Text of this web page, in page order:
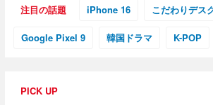
注目の話題 iPhone 16 こだわりデス
Google Pixel 9 韓国ドラマ K-POP
PICK UP